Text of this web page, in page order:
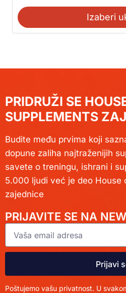
Izaberi
PRIDRUŽI SE
SUPPLEMENTS
Budite među prvima koji
dopune zaliha najtraženijih
savete o treningu, ishrani i
5.000 ljudi već je deo House
zajednice
PRIJAVITE SE NA
Prijavi
Poštujemo vašu privatnost. U